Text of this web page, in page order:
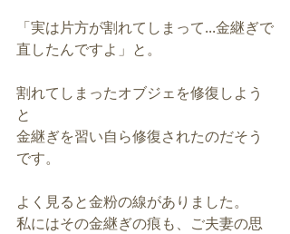
「実は片方が割れてしまって...金継ぎで
直したんですよ」と。
割れてしまったオブジェを修復しよう
と
金継ぎを習い自ら修復されたのだそう
です。
よく見ると金粉の線がありました。
私にはその金継ぎの痕も、ご夫妻の思